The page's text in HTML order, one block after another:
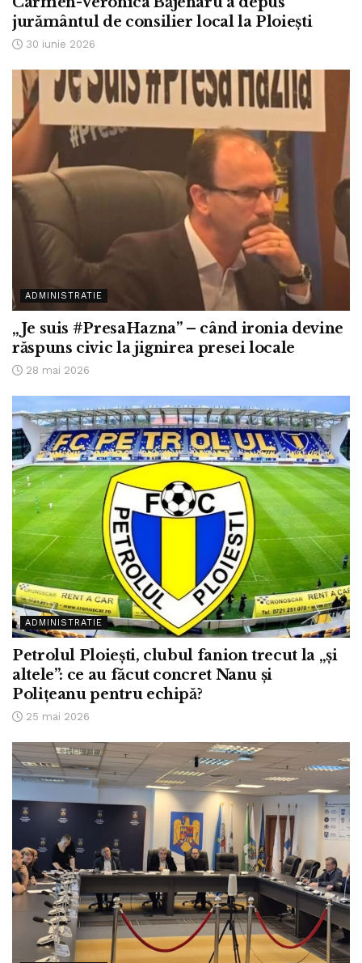
jurământul de consilier local la Ploiești
30 iunie 2026
ADMINISTRATIE
„Je suis #PresaHazna” – când ironia devine
răspuns civic la jignirea presei locale
28 mai 2026
ADMINISTRATIE
Petrolul Ploiești, clubul fanion trecut la „și
altele”: ce au făcut concret Nanu și
Polițeanu pentru echipă?
25 mai 2026